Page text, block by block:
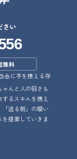
さい
無料
由に手を携える存
んと人の弱さも
るスキルを携え
送る側」の願い
提案していきま